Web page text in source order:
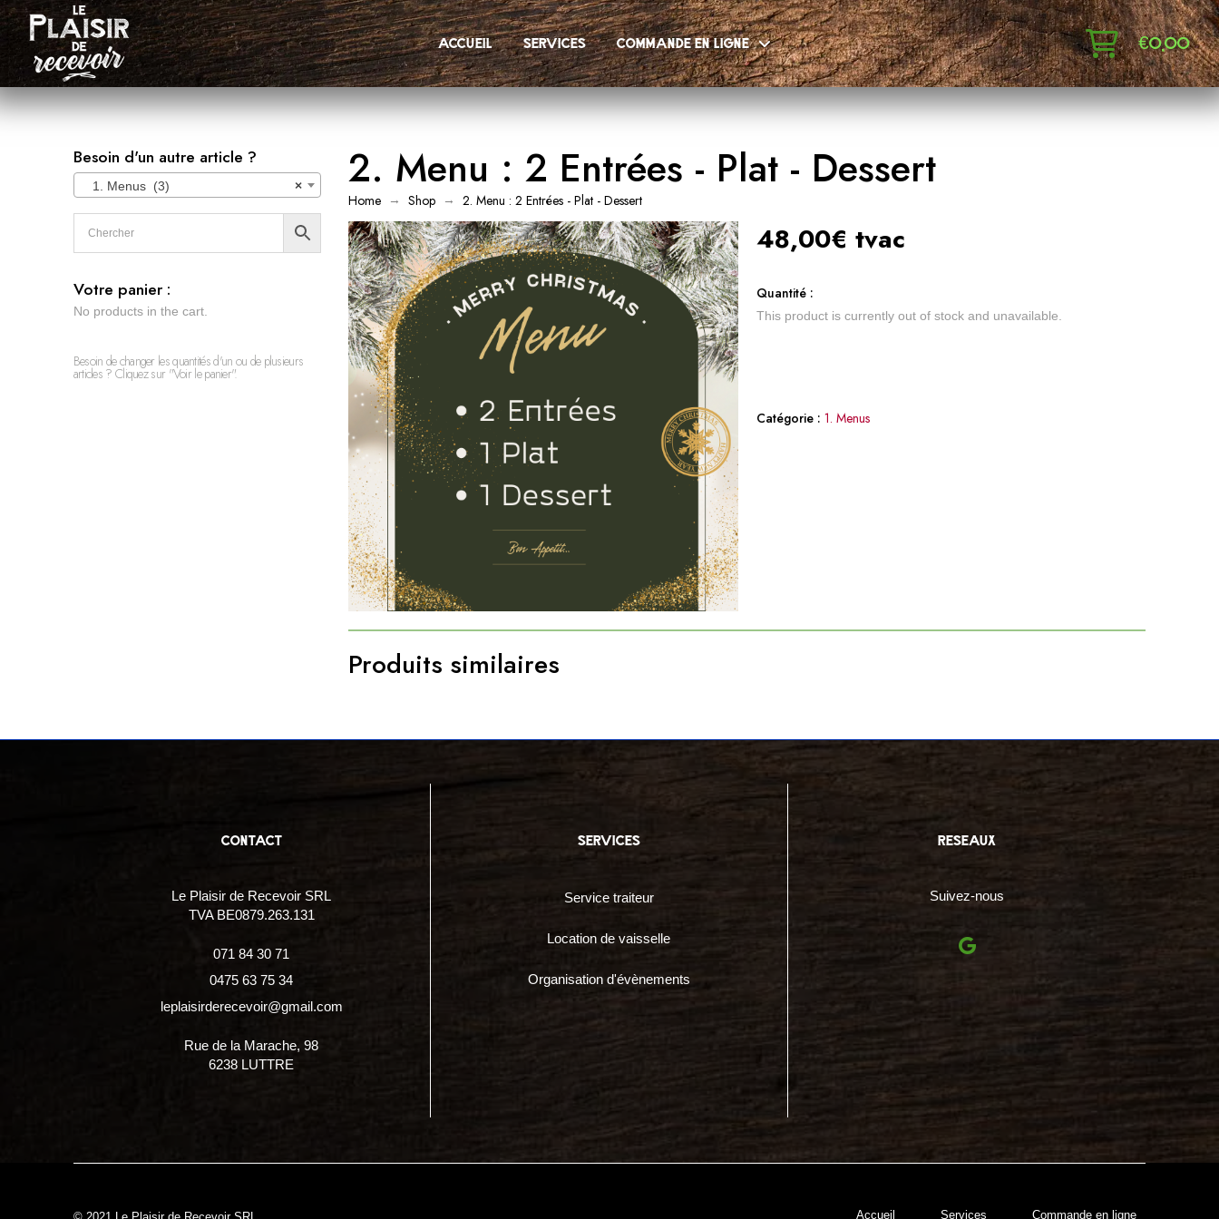
accueil services commande en ligne €0,00
Besoin d'un autre article ?
×
1. Menus (3)
Votre panier :
No products in the cart.
Besoin de changer les quantités d'un ou de plusieurs
articles ? Cliquez sur "Voir le panier".
2. Menu : 2 Entrées - Plat - Dessert
Home → Shop → 2. Menu : 2 Entrées - Plat - Dessert
48,00€ tvac
Quantité :
This product is currently out of stock and unavailable.
Catégorie : 1. Menus
Produits similaires
contact
Le Plaisir de Recevoir SRL
TVA BE0879.263.131
071 84 30 71
0475 63 75 34
leplaisirderecevoir@gmail.com
Rue de la Marache, 98
6238 LUTTRE
services
Service traiteur
Location de vaisselle
Organisation d'évènements
reseaux
Suivez-nous
Accueil Services Commande en ligne